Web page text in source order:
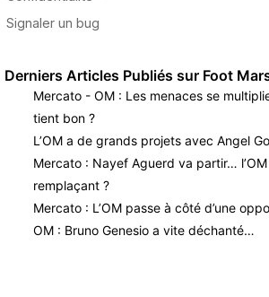
Derniers Articles Publiés sur Foot
Mercato - OM : Les menaces se
tient bon ?
L’OM a de grands projets avec Angel
Mercato : Nayef Aguerd va partir…
remplaçant ?
Mercato : L’OM passe à côté d’une
OM : Bruno Genesio a vite déchanté…